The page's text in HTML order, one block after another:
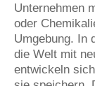
Unternehmen
oder
Umgebung. In
die Welt mit
entwickeln